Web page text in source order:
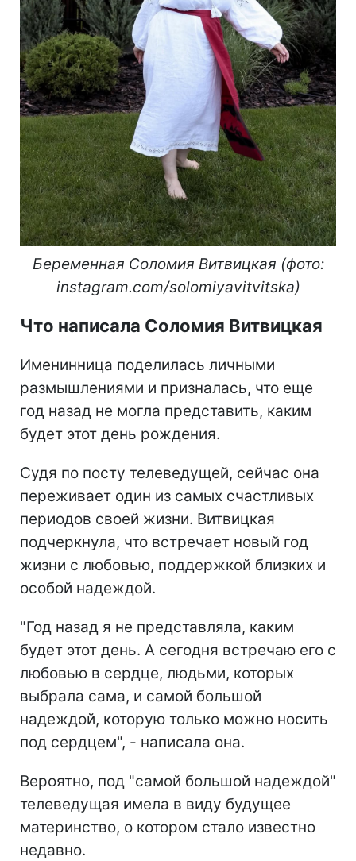
Беременная Соломия Витвицкая (фото:
instagram.com/solomiyavitvitska)
Что написала Соломия Витвицкая
Именинница поделилась личными
размышлениями и призналась, что еще
год назад не могла представить, каким
будет этот день рождения.
Судя по посту телеведущей, сейчас она
переживает один из самых счастливых
периодов своей жизни. Витвицкая
подчеркнула, что встречает новый год
жизни с любовью, поддержкой близких и
особой надеждой.
"Год назад я не представляла, каким
будет этот день. А сегодня встречаю его с
любовью в сердце, людьми, которых
выбрала сама, и самой большой
надеждой, которую только можно носить
под сердцем", - написала она.
Вероятно, под "самой большой надеждой"
телеведущая имела в виду будущее
материнство, о котором стало известно
недавно.